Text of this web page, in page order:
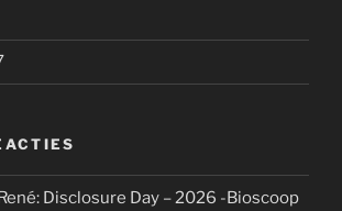
Disclosure Day – 2026 -Bioscoop